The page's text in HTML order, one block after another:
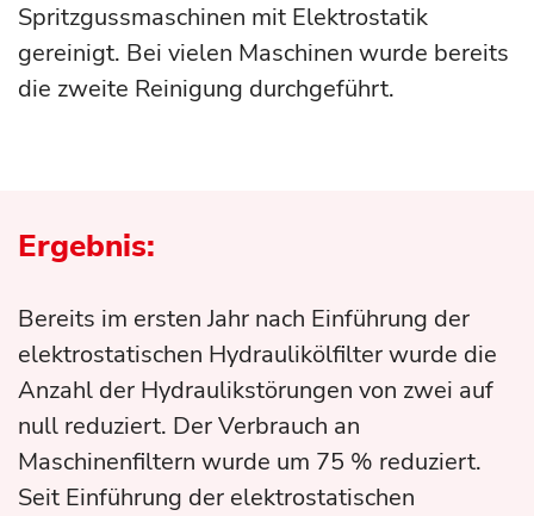
Spritzgussmaschinen mit Elektrostatik
gereinigt. Bei vielen Maschinen wurde bereits
die zweite Reinigung durchgeführt.
Ergebnis:
Bereits im ersten Jahr nach Einführung der
elektrostatischen Hydraulikölfilter wurde die
Anzahl der Hydraulikstörungen von zwei auf
null reduziert. Der Verbrauch an
Maschinenfiltern wurde um 75 % reduziert.
Seit Einführung der elektrostatischen